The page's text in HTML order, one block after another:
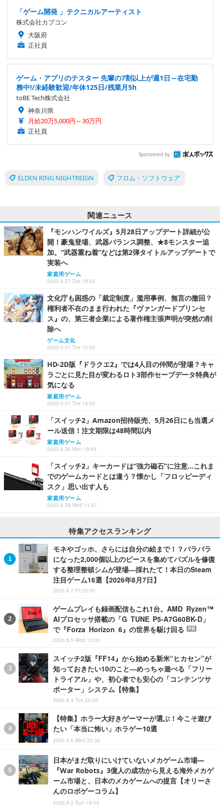
「ゲーム開発 」テクニカルアーティスト
株式会社カプコン
大阪府
正社員
ゲーム・アプリのテスター 先輩の7割以上が週1日～在宅勤
務中!/未経験歓迎/年休125日/残業月5h
toBE Tech株式会社
神奈川県
月給20万5,000円～30万円
正社員
Sponsored by
ELDEN RING NIGHTREIGN フロム・ソフトウェア
関連ニュース
『モンハンワイルズ』5月28日アップデート詳細が公
開！豪鬼登場、武器バランス調整、★8モンスター追
加。“武器重ね着”などは第2弾タイトルアップデートで
実装へ
家庭用ゲーム
2025.5.27 Tue 18:52
文化庁も困惑の「裁定制度」濫用事例、無言の撤回？
権利者不在のまま行われた『ヴァンガードプリンセ
ス』の、第三者企業による著作権主張声明が突然の削
除へ
ゲーム文化
2025.5.27 Tue 10:30
HD-2D版『ドラクエ2』では4人目の仲間が登場？キャ
ラごとに見た目が変わるロト3部作セーブデータ特典が
気になる
家庭用ゲーム
2025.5.27 Tue 18:05
「スイッチ2」Amazon招待販売、5月26日にも当選メ
ール送信！注文期限は48時間以内
家庭用ゲーム
2025.5.26 Mon 19:05
「スイッチ2」キーカードは“強力磁石”に注意…これま
でのゲームカードとは違う？懐かし「フロッピーディ
スク」思い出す人も
家庭用ゲーム
2025.5.28 Wed 11:37
特集アクセスランキング
モネやゴッホ、さらには自分の絵まで！？バラバラ
になった2,000個以上のピースを集めてパズルを修復
する整理整頓シムが登場―採れたて！本日のSteam
注目ゲーム16選【2026年8月7日】
2026.8.7 Fri 22:00
ゲームプレイも録画配信もこれ1台。AMD Ryzen™
AIプロセッサ搭載の「G TUNE P5-A7G60BK-D」
で『Forza Horizon 6』の世界を駆け回る
PR
2026.8.5 Wed 12:00
スイッチ2版『FF14』から始める新米“ヒカセン”が
知っておきたい10のこと―めっちゃ遊べる「フリー
トライアル」や、初心者でも安心の「コンテンツサ
ポーター」システム【特集】
2026.8.4 Tue 22:20
【特集】ホラー大好きゲーマーが選ぶ！今こそ遊び
たい「本当に怖い」ホラゲー10選
2026.5.6 Wed 20:30
日本がまだ取りにいけていないメカゲーム市場―
『War Robots』3億人の成功から見える海外メカゲ
ーム市場と、日本のメカゲームへの提言【オリーさ
んのロボゲーコラム】
2026.8.2 Sun 18:45